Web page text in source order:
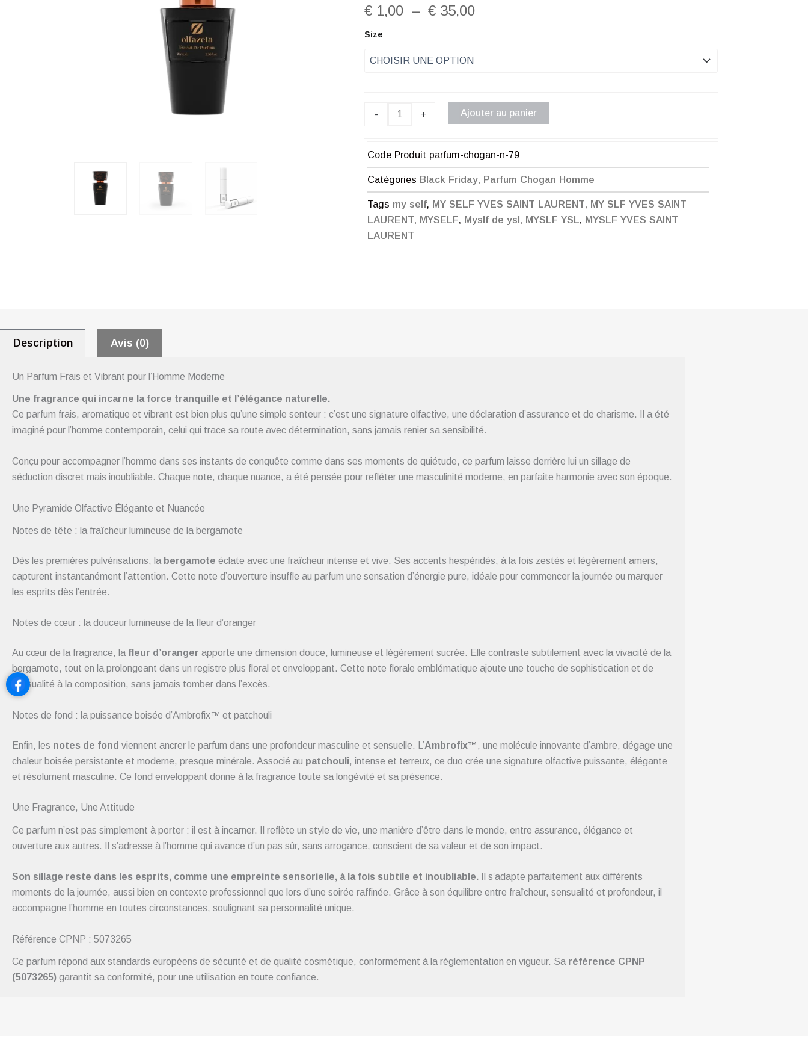
€ 1,00 – € 35,00Plage
à
€ 35,00
Size
-
quantité
Parfum
Chogan
+ Ajouter au panier
Code Produit parfum-chogan-n-79
Catégories Black Friday, Parfum Chogan Homme
Tags my self, MY SELF YVES SAINT LAURENT, MY SLF YVES SAINT
LAURENT, MYSELF, Myslf de ysl , MYSLF YSL, MYSLF YVES SAINT
LAURENT
Description Avis (0)
Un Parfum Frais et Vibrant pour l’Homme Moderne
Une fragrance qui incarne la force tranquille et l’élégance naturelle.
Ce parfum frais, aromatique et vibrant est bien plus qu’une simple senteur : c’est une signature olfactive, une déclaration d’assurance et de charisme. Il a été
imaginé pour l’homme contemporain, celui qui trace sa route avec détermination, sans jamais renier sa sensibilité.
Conçu pour accompagner l’homme dans ses instants de conquête comme dans ses moments de quiétude, ce parfum laisse derrière lui un sillage de
séduction discret mais inoubliable. Chaque note, chaque nuance, a été pensée pour refléter une masculinité moderne, en parfaite harmonie avec son époque.
Une Pyramide Olfactive Élégante et Nuancée
Notes de tête : la fraîcheur lumineuse de la bergamote
Dès les premières pulvérisations, la bergamote éclate avec une fraîcheur intense et vive. Ses accents hespéridés, à la fois zestés et légèrement amers,
capturent instantanément l’attention. Cette note d’ouverture insuffle au parfum une sensation d’énergie pure, idéale pour commencer la journée ou marquer
les esprits dès l’entrée.
Notes de cœur : la douceur lumineuse de la fleur d’oranger
Au cœur de la fragrance, la fleur d’oranger apporte une dimension douce, lumineuse et légèrement sucrée. Elle contraste subtilement avec la vivacité de la
bergamote, tout en la prolongeant dans un registre plus floral et enveloppant. Cette note florale emblématique ajoute une touche de sophistication et de
sensualité à la composition, sans jamais tomber dans l’excès.
Notes de fond : la puissance boisée d’Ambrofix™ et patchouli
Enfin, les notes de fond viennent ancrer le parfum dans une profondeur masculine et sensuelle. L’Ambrofix™, une molécule innovante d’ambre, dégage une
chaleur boisée persistante et moderne, presque minérale. Associé au patchouli, intense et terreux, ce duo crée une signature olfactive puissante, élégante
et résolument masculine. Ce fond enveloppant donne à la fragrance toute sa longévité et sa présence.
Une Fragrance, Une Attitude
Ce parfum n’est pas simplement à porter : il est à incarner. Il reflète un style de vie, une manière d’être dans le monde, entre assurance, élégance et
ouverture aux autres. Il s’adresse à l’homme qui avance d’un pas sûr, sans arrogance, conscient de sa valeur et de son impact.
Son sillage reste dans les esprits, comme une empreinte sensorielle, à la fois subtile et inoubliable. Il s’adapte parfaitement aux différents
moments de la journée, aussi bien en contexte professionnel que lors d’une soirée raffinée. Grâce à son équilibre entre fraîcheur, sensualité et profondeur, il
accompagne l’homme en toutes circonstances, soulignant sa personnalité unique.
Référence CPNP : 5073265
Ce parfum répond aux standards européens de sécurité et de qualité cosmétique, conformément à la réglementation en vigueur. Sa référence CPNP
(5073265) garantit sa conformité, pour une utilisation en toute confiance.